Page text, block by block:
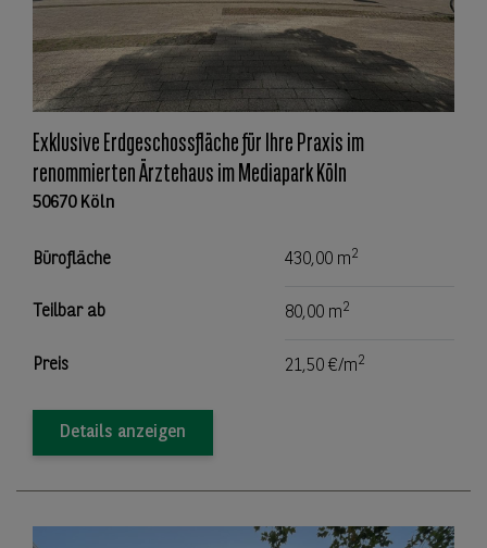
Exklusive Erdgeschossfläche für Ihre Praxis im
renommierten Ärztehaus im Mediapark Köln
50670 Köln
Bürofläche 430,00 m2
Teilbar ab 80,00 m2
Preis 21,50 €/m2
Details anzeigen